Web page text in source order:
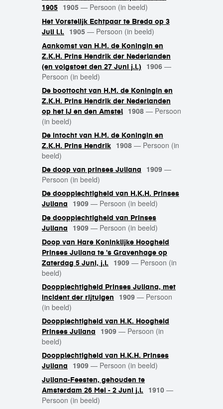
1905
1905 — Persoon (in beeld)
Het Vorstelijk Echtpaar te Breda op 3
Juli l.l.
1905 — Persoon (in beeld)
Aankomst van H.M. de Koningin en
Z.K.H. Prins Hendrik der Nederlanden
(en volgstoet den 27 Juni j.l.)
1906 —
Persoon (in beeld)
De boottocht van H.M. de Koningin en
Z.K.H. Prins Hendrik der Nederlanden
op het IJ en den Amstel
1908 — Persoon
(in beeld)
De intocht van H.M. de Koningin en
Z.K.H. Prins Hendrik
1908 — Persoon (in
beeld)
De doop van prinses Juliana 1909 —
Persoon (in beeld)
De doopplechtigheid van H.K.H. Prinses
Juliana
1909 — Persoon (in beeld)
De doopplechtigheid van Prinses
Juliana
1909 — Persoon (in beeld)
Doop van Hare Koninklijke Hoogheid
Prinses Juliana te 's Gravenhage op
Zaterdag 5 Juni, j.l.
1909 — Persoon (in
beeld)
Doopplechtigheid Prinses Juliana, met
incident der rijtuigen
1909 — Persoon
(in beeld)
Doopplechtigheid van H.K. Hoogheid
Prinses Juliana
1909 — Persoon (in
beeld)
Doopplechtigheid van H.K.H. Prinses
Juliana
1909 — Persoon (in beeld)
Juliana-Feesten, gehouden te
Amsterdam 26 Mei - 2 Juni j.l.
1910 —
Persoon (in beeld)